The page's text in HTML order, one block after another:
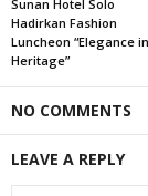
Sunan Hotel Solo
Hadirkan Fashion
Luncheon “Elegance in
Heritage”
NO COMMENTS
LEAVE A REPLY